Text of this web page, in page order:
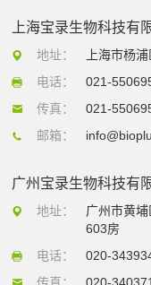
上海宝录生物科技有
地址：
上海市杨
电话：
021-
传真：
021-
邮箱：
广州宝录生物科技有
地址：
广州市黄
603房
电话：
020-